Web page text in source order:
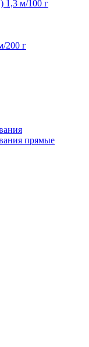
1,3 м/100 г
200 г
прямые